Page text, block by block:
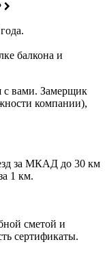
балкона и
с вами. Замерщик
компании),
за МКАД до 30 км
1 км.
сметой и
сертификаты.